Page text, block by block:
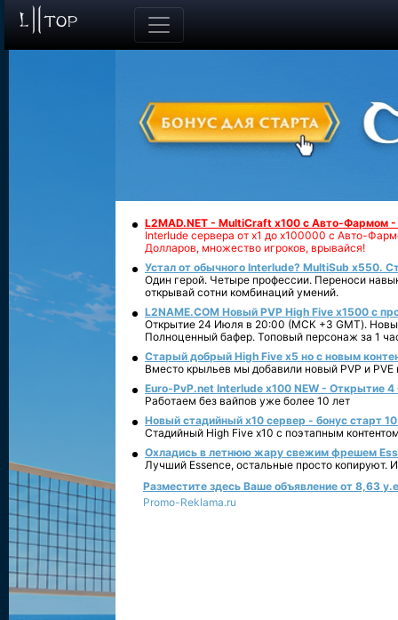
L2MAD.NET - MultiCraft x100 с Авто-Фармом
Interlude сервера от х1 до х100000 с Авто-
Долларов, множество игроков, врывайся!
Устал от обычного Interlude? MultiSub x550.
Один герой. Четыре профессии. Переноси
открывай сотни комбинаций умений.
L2NAME.COM Новый PVP High Five x1500 с
Открытие 24 Июля в 20:00 (МСК +3 GMT).
Полноценный бафер. Топовый персонаж за 1
Старый добрый High Five x5 но с новым
Вместо крыльев мы добавили новый PVP и PVE
Euro-PvP.net Interlude х100 NEW - Открытие 4
Работаем без вайпов уже более 10 лет
Новый стадийный х10 сервер - бонус старт
Стадийный High Five x10 с поэтапным
Охладись в летнюю жару свежим фрешем
Лучший Essence, остальные просто копируют.
Разместите здесь Ваше объявление от 8,63
Promo-Reklama.ru